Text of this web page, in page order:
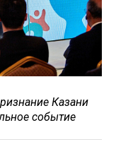
Казани
событие